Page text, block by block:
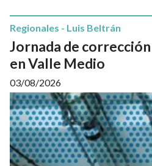
Jornada de
en Valle Medio
Regionales - Luis Beltrán
03/08/2026